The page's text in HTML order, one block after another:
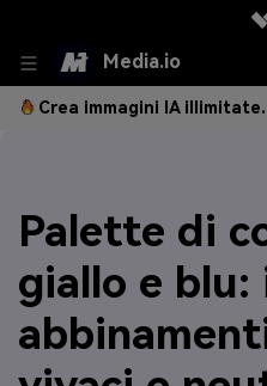
Media.io
Crea immagini IA
Palette di
giallo e blu: